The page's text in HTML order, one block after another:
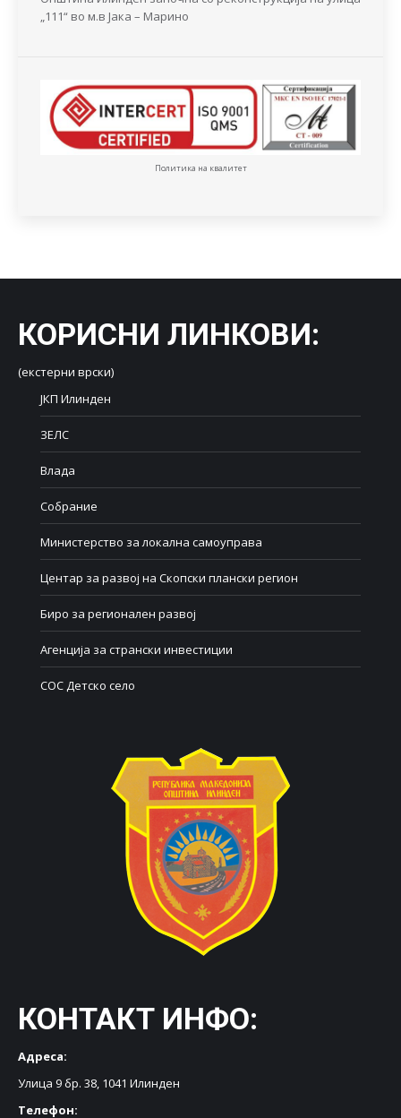
„111“ во м.в Јака – Марино
Политика на квалитет
КОРИСНИ ЛИНКОВИ:
(екстерни врски)
ЈКП Илинден
ЗЕЛС
Влада
Собрание
Министерство за локална самоуправа
Центар за развој на Скопски плански регион
Биро за регионален развој
Агенција за странски инвестиции
СОС Детско село
КОНТАКТ ИНФО:
Адреса:
Улица 9 бр. 38, 1041 Илинден
Телефон: